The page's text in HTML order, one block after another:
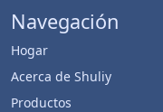
Navegación
Hogar
Acerca de Shuliy
Productos